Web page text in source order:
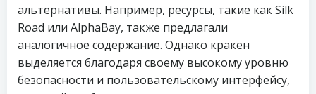
альтернативы. Например, ресурсы, такие как Silk
Road или AlphaBay, также предлагали
аналогичное содержание. Однако кракен
выделяется благодаря своему высокому уровню
безопасности и пользовательскому интерфейсу,